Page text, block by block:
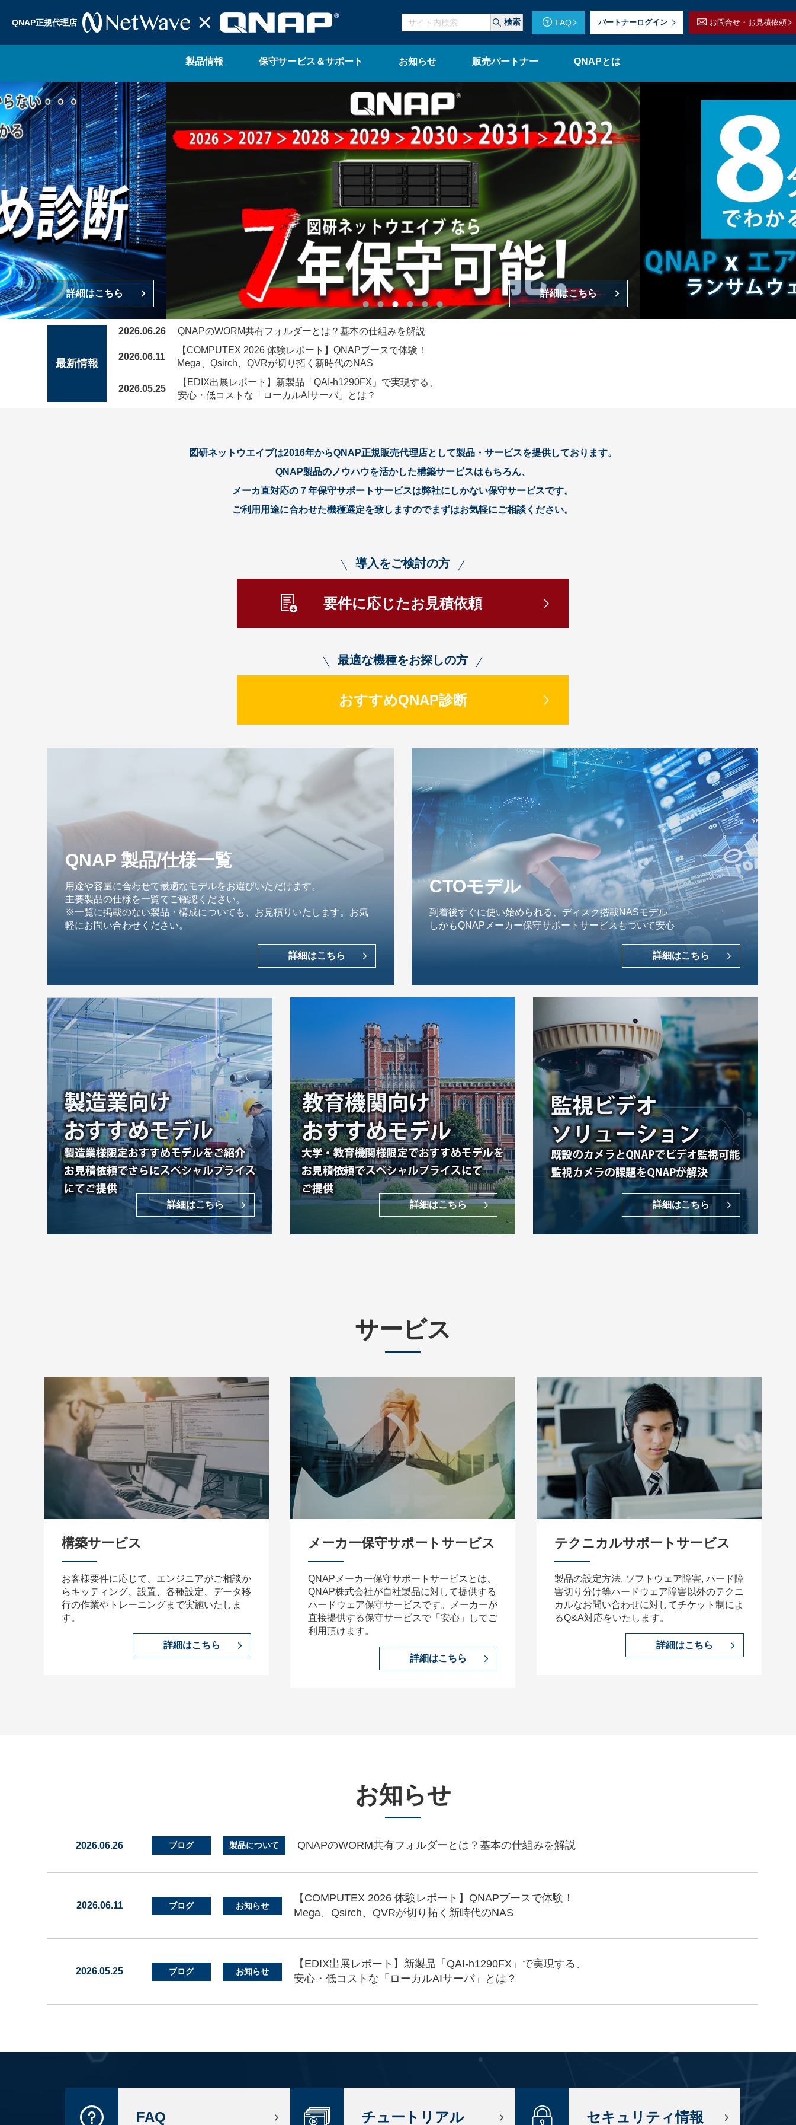
QNAP正規代理店 検索 FAQ パートナーログイン お問合せ・お見積依頼
製品情報 保守サービス＆サポート お知らせ 販売パートナー QNAPとは
詳細はこちら 詳細はこちら
最新情報
2026.06.26 QNAPのWORM共有フォルダーとは？基本の仕組みを解説
2026.06.11
【COMPUTEX 2026 体験レポート】QNAPブースで体験！
Mega、Qsirch、QVRが切り拓く新時代のNAS
2026.05.25
【EDIX出展レポート】新製品「QAI-h1290FX」で実現する、
安心・低コストな「ローカルAIサーバ」とは？
図研ネットウエイブは2016年からQNAP正規販売代理店として製品・サービスを提供しております。
QNAP製品のノウハウを活かした構築サービスはもちろん、
メーカ直対応の７年保守サポートサービスは弊社にしかない保守サービスです。
ご利用用途に合わせた機種選定を致しますのでまずはお気軽にご相談ください。
導入をご検討の方
要件に応じたお見積依頼
最適な機種をお探しの方
おすすめQNAP診断
QNAP 製品/仕様一覧
用途や容量に合わせて最適なモデルをお選びいただけます。
主要製品の仕様を一覧でご確認ください。
※一覧に掲載のない製品・構成についても、お見積りいたします。お気
軽にお問い合わせください。
詳細はこちら
CTOモデル
到着後すぐに使い始められる、ディスク搭載NASモデル
しかもQNAPメーカー保守サポートサービスもついて安心
詳細はこちら
詳細はこちら 詳細はこちら 詳細はこちら
サービス
構築サービス
お客様要件に応じて、エンジニアがご相談か
らキッティング、設置、各種設定、データ移
行の作業やトレーニングまで実施いたしま
す。
詳細はこちら
メーカー保守サポートサービス
QNAPメーカー保守サポートサービスとは、
QNAP株式会社が自社製品に対して提供する
ハードウェア保守サービスです。メーカーが
直接提供する保守サービスで「安心」してご
利用頂けます。
詳細はこちら
テクニカルサポートサービス
製品の設定方法, ソフトウェア障害, ハード障
害切り分け等ハードウェア障害以外のテクニ
カルなお問い合わせに対してチケット制によ
るQ&A対応をいたします。
詳細はこちら
お知らせ
2026.06.26 ブログ 製品について QNAPのWORM共有フォルダーとは？基本の仕組みを解説
2026.06.11 ブログ お知らせ
【COMPUTEX 2026 体験レポート】QNAPブースで体験！
Mega、Qsirch、QVRが切り拓く新時代のNAS
2026.05.25 ブログ お知らせ
【EDIX出展レポート】新製品「QAI-h1290FX」で実現する、
安心・低コストな「ローカルAIサーバ」とは？
FAQ チュートリアル セキュリティ情報